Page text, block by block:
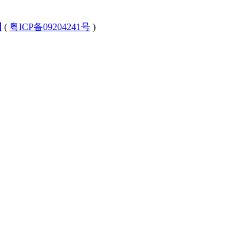
( 粤ICP备09204241号 )